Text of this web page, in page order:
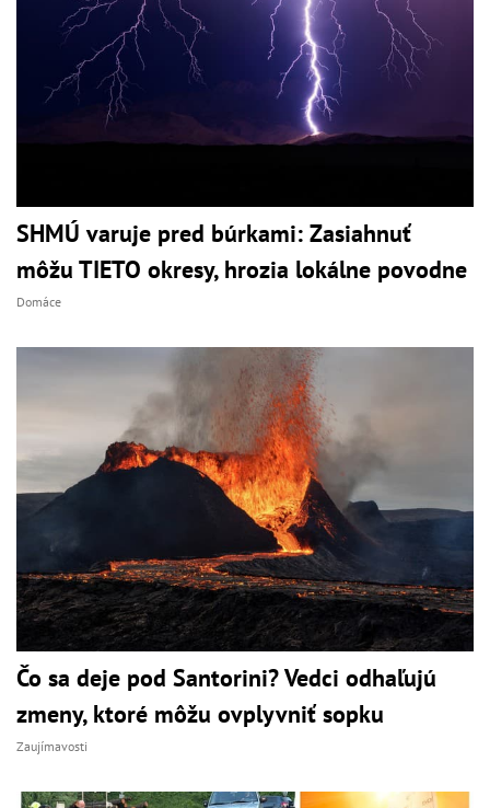
SHMÚ varuje pred búrkami: Zasiahnuť
môžu TIETO okresy, hrozia lokálne povodne
Domáce
Čo sa deje pod Santorini? Vedci odhaľujú
zmeny, ktoré môžu ovplyvniť sopku
Zaujímavosti